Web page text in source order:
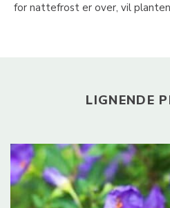
for nattefrost er over, vil
LIGNENDE